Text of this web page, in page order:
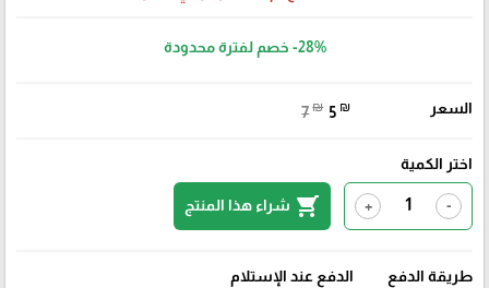
-28% خصم لفترة محدودة
السعر 7 ₪ 5 ₪
اختر الكمية
-
+
shopping_cart شراء هذا المنتج
طريقة الدفع
الدفع عند الإستلام